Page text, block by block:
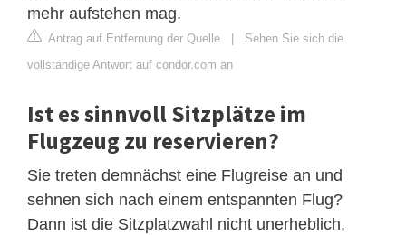
mehr aufstehen mag.
Antrag auf Entfernung der Quelle
Sehen Sie sich die
vollständige Antwort auf condor.com an
Ist es sinnvoll Sitzplätze im
Flugzeug zu reservieren?
Sie treten demnächst eine Flugreise an und
sehnen sich nach einem entspannten Flug?
Dann ist die Sitzplatzwahl nicht unerheblich,